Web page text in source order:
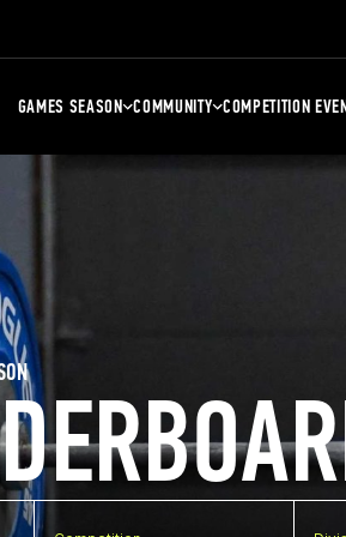
GAMES SEASON COMMUNITY COMPETITION